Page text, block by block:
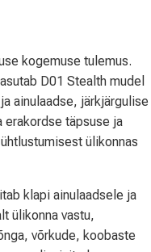
kogemuse tulemus.
D01 Stealth mudel
ainulaadse, järkjärgulise
erakordse täpsuse ja
ülikonnas
klapi ainulaadsele ja
ülikonna vastu,
võrkude, koobaste